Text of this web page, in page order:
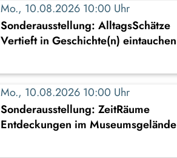
Mo., 10.08.2026 10:00 Uhr
Sonderausstellung: AlltagsSchätze
Vertieft in Geschichte(n) eintauchen
Mo., 10.08.2026 10:00 Uhr
Sonderausstellung: ZeitRäume
Entdeckungen im Museumsgelände